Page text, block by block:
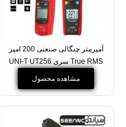
آمپرمتر چنگالی صنعتی 200 امپر
True RMS سری UNI-T UT256
مشاهده محصول